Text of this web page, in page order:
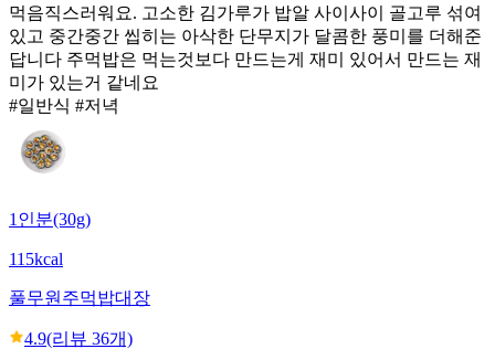
먹음직스러워요. 고소한 김가루가 밥알 사이사이 골고루 섞여
있고 중간중간 씹히는 아삭한 단무지가 달콤한 풍미를 더해준
답니다 주먹밥은 먹는것보다 만드는게 재미 있어서 만드는 재
미가 있는거 같네요
#일반식 #저녁
1인분(30g)
115kcal
풀무원 주먹밥대장
4.9(리뷰 36개)